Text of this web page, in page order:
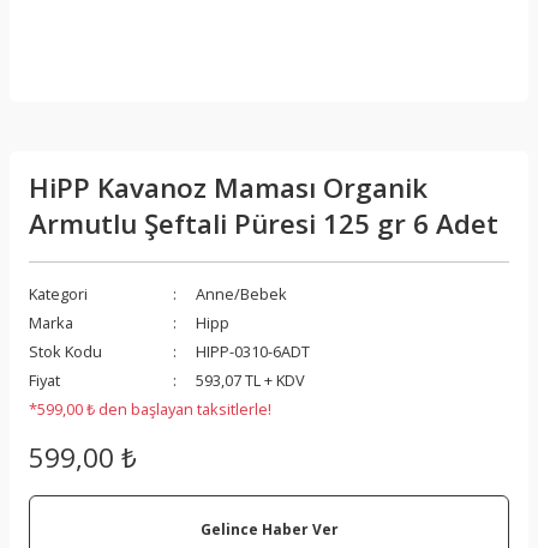
HiPP Kavanoz Maması Organik
Armutlu Şeftali Püresi 125 gr 6 Adet
Kategori
Anne/Bebek
Marka
Hipp
Stok Kodu
HIPP-0310-6ADT
Fiyat
593,07 TL + KDV
*599,00 ₺ den başlayan taksitlerle!
599,00 ₺
Gelince Haber Ver